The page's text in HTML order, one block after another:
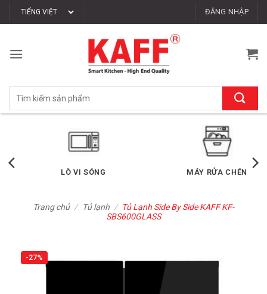
qua
dung
ĐĂNG NHẬP
Tìm
LÒ VI SÓNG MÁY RỬA CHÉN
Trang chủ / Tủ lạnh / Tủ Lạnh Side By Side KAFF KF-
SBS600GLASS
-27%